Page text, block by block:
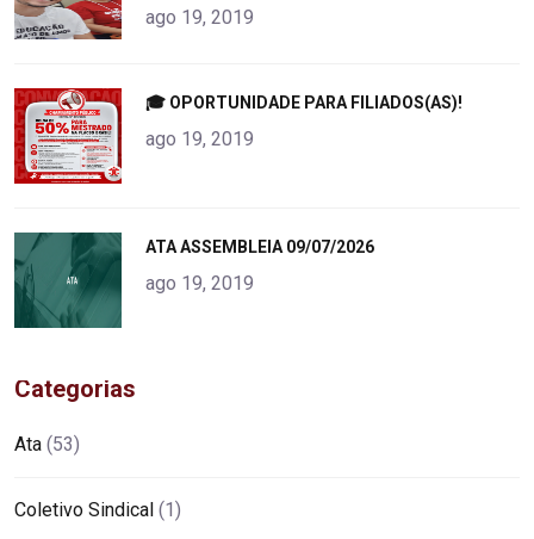
ago 19, 2019
alt="product">
🎓 OPORTUNIDADE PARA FILIADOS(AS)!
ago 19, 2019
alt="product">
ATA ASSEMBLEIA 09/07/2026
ago 19, 2019
Categorias
Ata (53)
Coletivo Sindical (1)